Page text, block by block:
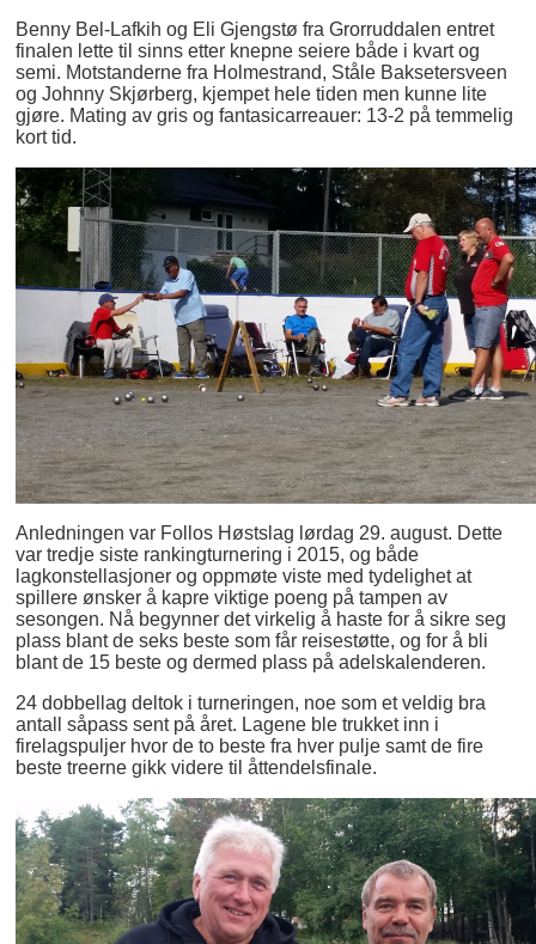
Benny Bel-Lafkih og Eli Gjengstø fra Grorruddalen entret
finalen lette til sinns etter knepne seiere både i kvart og
semi. Motstanderne fra Holmestrand, Ståle Baksetersveen
og Johnny Skjørberg, kjempet hele tiden men kunne lite
gjøre. Mating av gris og fantasicarreauer: 13-2 på temmelig
kort tid.
Anledningen var Follos Høstslag lørdag 29. august. Dette
var tredje siste rankingturnering i 2015, og både
lagkonstellasjoner og oppmøte viste med tydelighet at
spillere ønsker å kapre viktige poeng på tampen av
sesongen. Nå begynner det virkelig å haste for å sikre seg
plass blant de seks beste som får reisestøtte, og for å bli
blant de 15 beste og dermed plass på adelskalenderen.
24 dobbellag deltok i turneringen, noe som et veldig bra
antall såpass sent på året. Lagene ble trukket inn i
firelagspuljer hvor de to beste fra hver pulje samt de fire
beste treerne gikk videre til åttendelsfinale.